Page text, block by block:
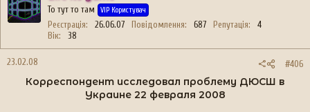
То тут то там VIP Користувач
Реєстрація 26.06.07 Повідомлення 687 Репутація
4
Вік
38
23.02.08 #406
Корреспондент исследовал проблему ДЮСШ в
Украине 22 февраля 2008​